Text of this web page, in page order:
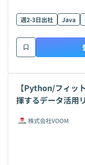
週2-3日出社 Java
【Python/フィッ
揮するデータ活用
株式会社VOOM